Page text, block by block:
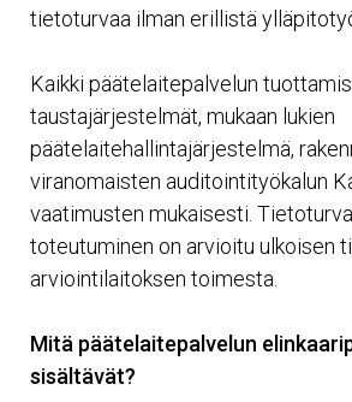
tietoturvaa ilman erillistä
Kaikki päätelaitepalvelun
taustajärjestelmät, mukaan lukien
päätelaitehallintajärjestelmä,
viranomaisten auditointityökalun
vaatimusten mukaisesti.
toteutuminen on arvioitu ulkoisen
arviointilaitoksen toimesta.
Mitä päätelaitepalvelun
sisältävät?